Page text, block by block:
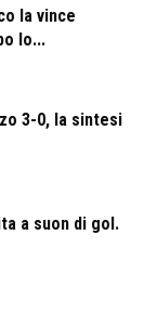
la vince
lo...
3-0, la sintesi
a suon di gol.